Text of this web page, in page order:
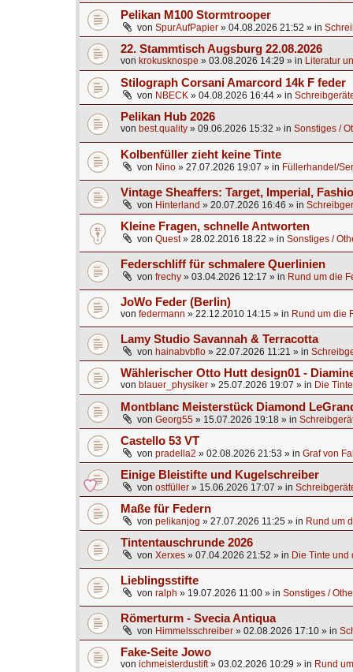
Pelikan M100 Stormtrooper
von SpurAufPapier » 04.08.2026 21:52 » in
22. Stammtisch Augsburg 22.08.2026
von krokusknospe » 03.08.2026 14:29 » in Literatur
Stilograph Corsani Amarcord 14k F feder
von NBECK » 04.08.2026 16:44 » in
Pelikan Hub 2026
von best.quality » 09.06.2026 15:32 » in Sonstiges /
Kolbenfüller zieht keine Tinte
von Nino » 27.07.2026 19:07 » in Füllerhandel/
Vintage Sheaffers: Target, Imperial,
von Hinterland » 20.07.2026 16:46 » in
Kleine Fragen, schnelle Antworten
von Quest» 28.02.2016 18:22 » in Sonstiges /
Federschliff für schmalere Querlinien
von frechy » 03.04.2026 12:17 » in Rund um die
JoWo Feder (Berlin)
von federmann » 22.12.2010 14:15 » in Rund um die
Lamy Studio Savannah & Terracotta
von hainabvbflo » 22.07.2026 11:21 » in
Wählerischer Otto Hutt design01 -
von blauer_physiker » 25.07.2026 19:07 » in Die
Montblanc Meisterstück Diamond
von Georg55 » 15.07.2026 19:18 » in
Castello 53 VT
von pradella2 » 02.08.2026 21:53 » in Graf von
Einige Bleistifte und Kugelschreiber
von ostfüller » 15.06.2026 17:07 » in
Maße für Federn
von pelikanjog » 27.07.2026 11:25 » in Rund um
Tintentauschrunde 2026
von Xerxes » 07.04.2026 21:52 » in Die Tinte und
Lieblingsstifte
von ralph » 19.07.2026 11:00 » in Sonstiges /
Römerturm - Svecia Antiqua
von Himmelsschreiber » 02.08.2026 17:10 » in
Fake-Seite Jowo
von ichmeisterdustift» 03.02.2026 10:29 » in Rund